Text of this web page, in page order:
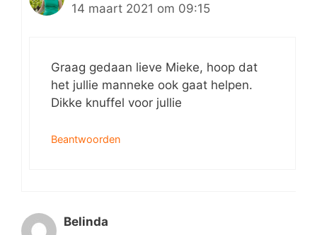
14 maart 2021 om 09:15
Graag gedaan lieve Mieke, hoop dat
het jullie manneke ook gaat helpen.
Dikke knuffel voor jullie
Beantwoorden
Belinda